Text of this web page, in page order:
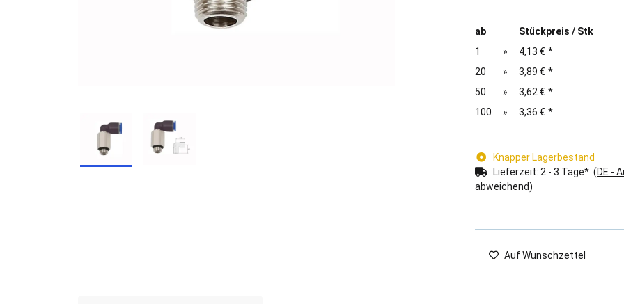
ab
Stückpreis / Stk
1
» 4,13 € *
20
» 3,89 € *
50
» 3,62 € *
100
» 3,36 € *
Knapper Lagerbestand
Lieferzeit: 2 - 3 Tage* (DE -
abweichend)
Auf Wunschzettel